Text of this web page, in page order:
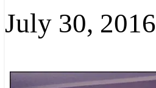
July 30, 2016